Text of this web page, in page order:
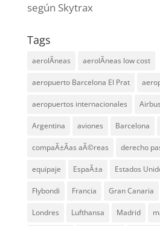
según Skytrax
Tags
aerolÃ­neas aerolÃ­neas low cost
aeropuerto Barcelona El Prat
aeropuertos internacionales
Argentina aviones Barcelona
compaÃ±Ã­as aÃ©reas derecho
equipaje EspaÃ±a Estados
Flybondi Francia Gran Canaria
Londres Lufthansa Madrid